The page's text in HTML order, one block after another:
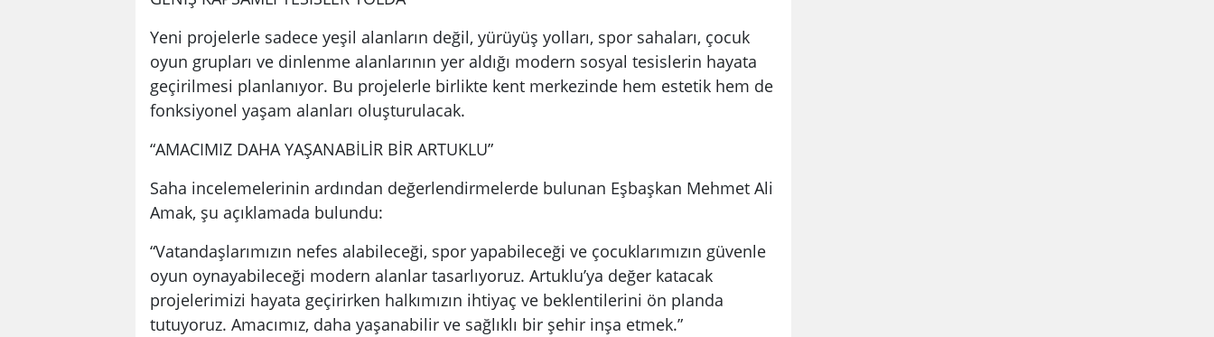
Yeni projelerle sadece yeşil alanların değil, yürüyüş yolları, spor sahaları, çocuk
oyun grupları ve dinlenme alanlarının yer aldığı modern sosyal tesislerin hayata
geçirilmesi planlanıyor. Bu projelerle birlikte kent merkezinde hem estetik hem de
fonksiyonel yaşam alanları oluşturulacak.
“AMACIMIZ DAHA YAŞANABİLİR BİR ARTUKLU”
Saha incelemelerinin ardından değerlendirmelerde bulunan Eşbaşkan Mehmet Ali
Amak, şu açıklamada bulundu:
“Vatandaşlarımızın nefes alabileceği, spor yapabileceği ve çocuklarımızın güvenle
oyun oynayabileceği modern alanlar tasarlıyoruz. Artuklu’ya değer katacak
projelerimizi hayata geçirirken halkımızın ihtiyaç ve beklentilerini ön planda
tutuyoruz. Amacımız, daha yaşanabilir ve sağlıklı bir şehir inşa etmek.”